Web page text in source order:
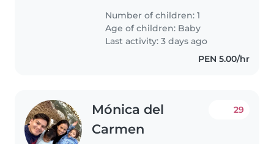
con ella hasta el día siguiente
POR DÍAS NECESARIOS Pago 100
soles la noche
Number of children: 1
Age of children: Baby
Last activity: 3 days ago
PEN 5.00/hr
Mónica del
Carmen
29